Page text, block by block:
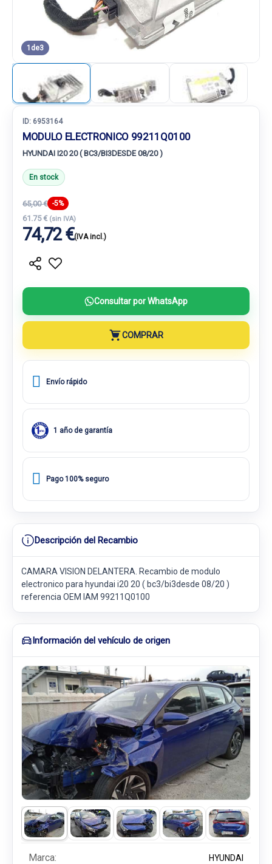
1 de3
ID: 6953164
MODULO ELECTRONICO 99211Q0100
HYUNDAI I20 20 ( BC3/BI3DESDE 08/20 )
En stock
65,00 € -5%
61.75 € (sin IVA)
74,72 €(IVA incl.)
Consultar por WhatsApp
COMPRAR
Envío rápido
1 año de garantía
Pago 100% seguro
Descripción del Recambio
CAMARA VISION DELANTERA. Recambio de modulo
electronico para hyundai i20 20 ( bc3/bi3desde 08/20 )
referencia OEM IAM 99211Q0100
Información del vehículo de origen
Marca: HYUNDAI